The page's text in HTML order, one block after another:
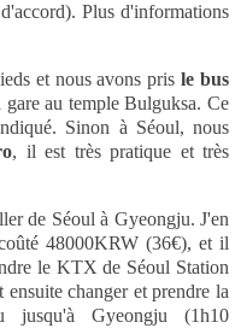
Plus d'informations
et nous avons prisle bus
au temple Bulguksa. Ce
Sinon à Séoul, nous
, il est très pratique et très
de Séoul à Gyeongju. J'en
48000KRW (36€), et il
le KTX de Séoul Station
changer et prendre la
jusqu'à Gyeongju (1h10